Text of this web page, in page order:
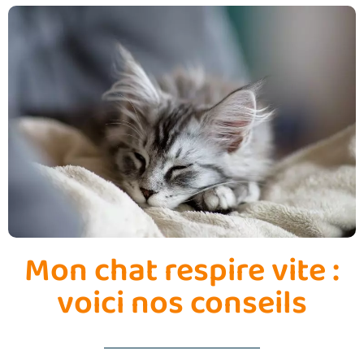
Mon chat respire vite :
voici nos conseils